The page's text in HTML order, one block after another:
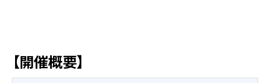
【開催概要】